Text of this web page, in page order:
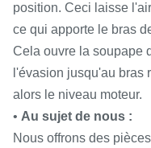
position. Ceci laisse
ce qui apporte le bras
Cela ouvre la soupape
l'évasion jusqu'au bras
alors le niveau moteur.
• Au sujet de nous :
Nous offrons des